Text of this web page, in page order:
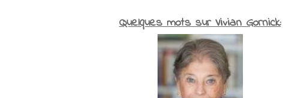
Quelques mots sur Vivian Gornick: